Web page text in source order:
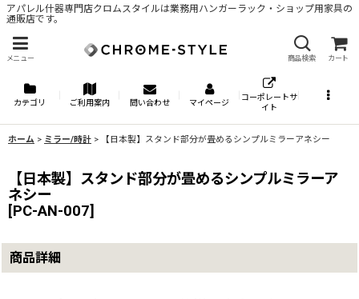
アパレル什器専門店クロムスタイルは業務用ハンガーラック・ショップ用家具の
通販店です。
メニュー 商品検索 カート
カテゴリ ご利用案内 問い合わせ マイページ
コーポレートサ
イト
ホーム > ミラー/時計 > 【日本製】スタンド部分が畳めるシンプルミラーアネシー
【日本製】スタンド部分が畳めるシンプルミラーア
ネシー
[PC-AN-007]
商品詳細